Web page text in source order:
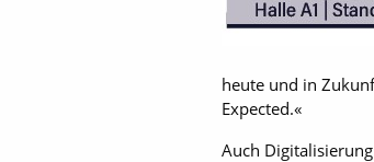
heute und in
Expected.«
Auch